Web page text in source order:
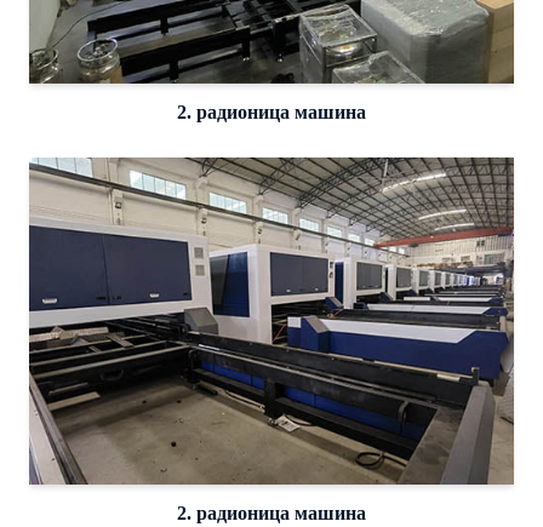
2. радионица машина
2. радионица машина